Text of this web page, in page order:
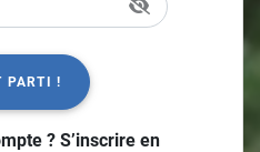
PARTI !
? S’inscrire en